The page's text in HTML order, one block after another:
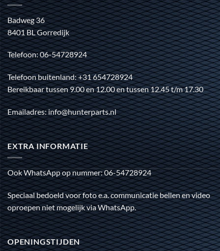
Badweg 36
8401 BL Gorredijk
Telefoon: 06-54728924
Telefoon buitenland: +31 654728924
Bereikbaar tussen 9.00 en 12.00 en tussen 12.45 t/m 17.30
Emailadres: info@hunterparts.nl
EXTRA INFORMATIE
Ook WhatsApp op nummer: 06-54728924
Speciaal bedoeld voor foto e.a. communicatie bellen en video
oproepen niet mogelijk via WhatsApp.
OPENINGSTIJDEN